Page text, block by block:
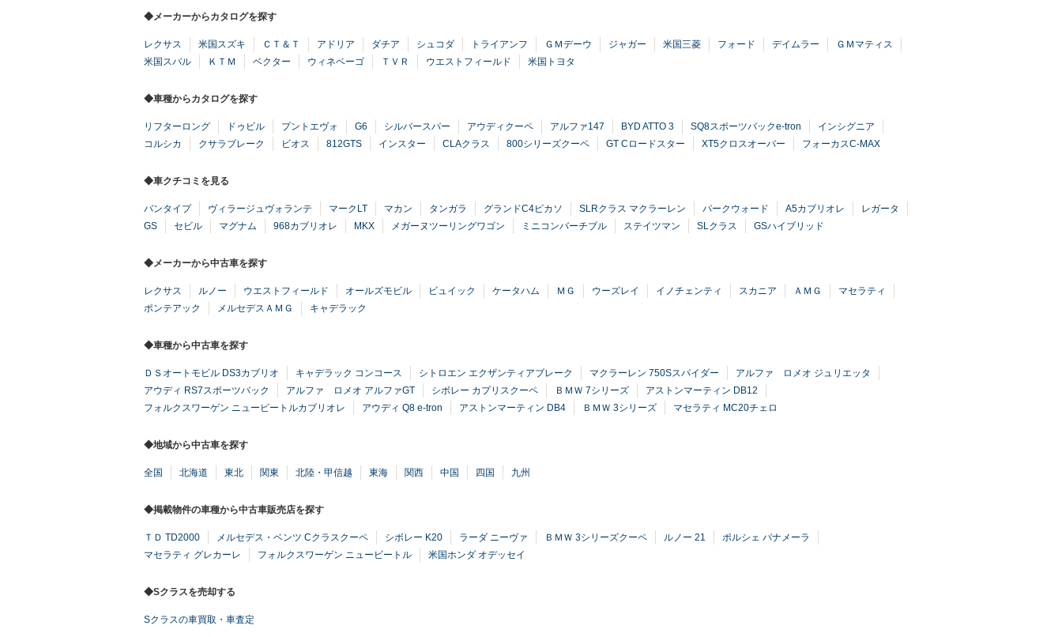
◆メーカーからカタログを探す
レクサス 米国スズキ ＣＴ＆Ｔ アドリア ダチア シュコダ トライアンフ ＧＭデーウ ジャガー 米国三菱 フォード デイムラー
ＧＭマティス
米国スバル
ＫＴＭ ベクター ウィネベーゴ ＴＶＲ ウエストフィールド 米国トヨタ
◆車種からカタログを探す
リフターロング ドゥビル プントエヴォ G6 シルバースパー アウディクーペ アルファ147 BYD ATTO 3 SQ8スポーツバックe-tron
インシグニア
コルシカ
クサラブレーク ビオス 812GTS インスター CLAクラス 800シリーズクーペ GT Cロードスター XT5クロスオーバー フォーカスC-MAX
◆車クチコミを見る
バンタイプ ヴィラージュヴォランテ マークLT マカン タンガラ グランドC4ピカソ SLRクラス マクラーレン パークウォード A5カブリオレ
レガータ
GS
セビル マグナム 968カブリオレ MKX メガーヌツーリングワゴン ミニコンバーチブル ステイツマン SLクラス GSハイブリッド
◆メーカーから中古車を探す
レクサス ルノー ウエストフィールド オールズモビル ビュイック ケータハム ＭＧ ウーズレイ イノチェンティ スカニア ＡＭＧ
マセラティ
ポンテアック
メルセデスＡＭＧ キャデラック
◆車種から中古車を探す
ＤＳオートモビル DS3カブリオ キャデラック コンコース シトロエン エクザンティアブレーク マクラーレン 750Sスパイダー
アルファ ロメオ ジュリエッタ
アウディ RS7スポーツバック
アルファ ロメオ アルファGT シボレー カプリスクーペ ＢＭＷ 7シリーズ
アストンマーティン DB12
フォルクスワーゲン ニュービートルカブリオレ
アウディ Q8 e-tron アストンマーティン DB4 ＢＭＷ 3シリーズ マセラティ MC20チェロ
◆地域から中古車を探す
全国 北海道 東北 関東 北陸・甲信越 東海 関西 中国 四国 九州
◆掲載物件の車種から中古車販売店を探す
ＴＤ TD2000 メルセデス・ベンツ Cクラスクーペ シボレー K20 ラーダ ニーヴァ ＢＭＷ 3シリーズクーペ ルノー 21
ポルシェ パナメーラ
マセラティ グレカーレ
フォルクスワーゲン ニュービートル 米国ホンダ オデッセイ
◆Sクラスを売却する
Sクラスの車買取・車査定